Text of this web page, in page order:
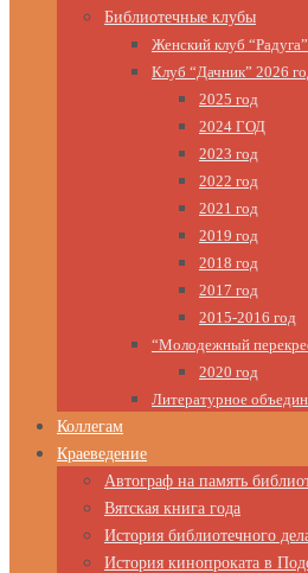
Библиотечные клубы
Женский клуб “Радуга”
Клуб “Дачник” 2026
2025 год
2024 ГОД
2023 год
2022 год
2021 год
2019 год
2018 год
2017 год
2015-2016 год
“Молодежный
2020 год
Литературное
Коллегам
Краеведение
Автограф на память
Вятская книга года
История библиотечного
История кинопроката в